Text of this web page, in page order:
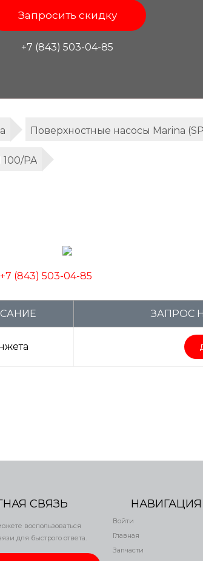
Запросить скидку
+7 (843) 503-04-85
Поверхностные насосы Marina
PA
+7 (843) 503-04-85
ЗАПРОС
СВЯЗЬ
воспользоваться
для быстрого ответа.
НАВИГАЦИЯ
Войти
Главная
Запчасти